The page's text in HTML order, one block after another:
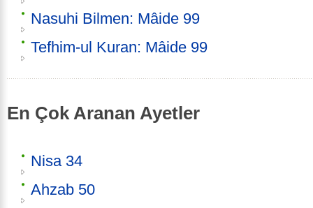
Nasuhi Bilmen: Mâide 99
Tefhim-ul Kuran: Mâide 99
En Çok Aranan Ayetler
Nisa 34
Ahzab 50